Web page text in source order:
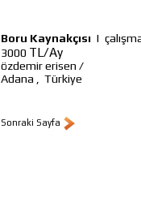
Boru Kaynakçısı |
3000 TL/Ay
özdemir erisen /
Adana
Türkiye
Sonraki Sayfa